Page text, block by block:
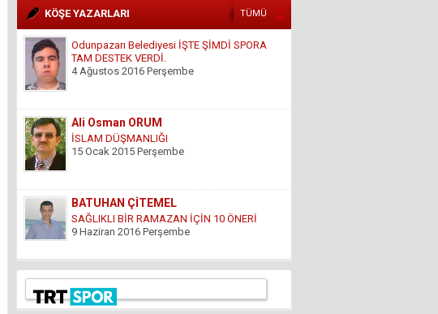
KÖŞE YAZARLARI TÜMÜ
Ali Osman ORUM
İSLAM DÜŞMANLIĞI
15 Ocak 2015 Perşembe
BATUHAN ÇİTEMEL
SAĞLIKLI BİR RAMAZAN İÇİN 10 ÖNERİ
9 Haziran 2016 Perşembe
GÜNDOĞDU YILDIRIM
ÇARESİZLİK
9 Haziran 2016 Perşembe
Hüseyin DÜŞ
İlkyardımcılara kim yardım edecek!..